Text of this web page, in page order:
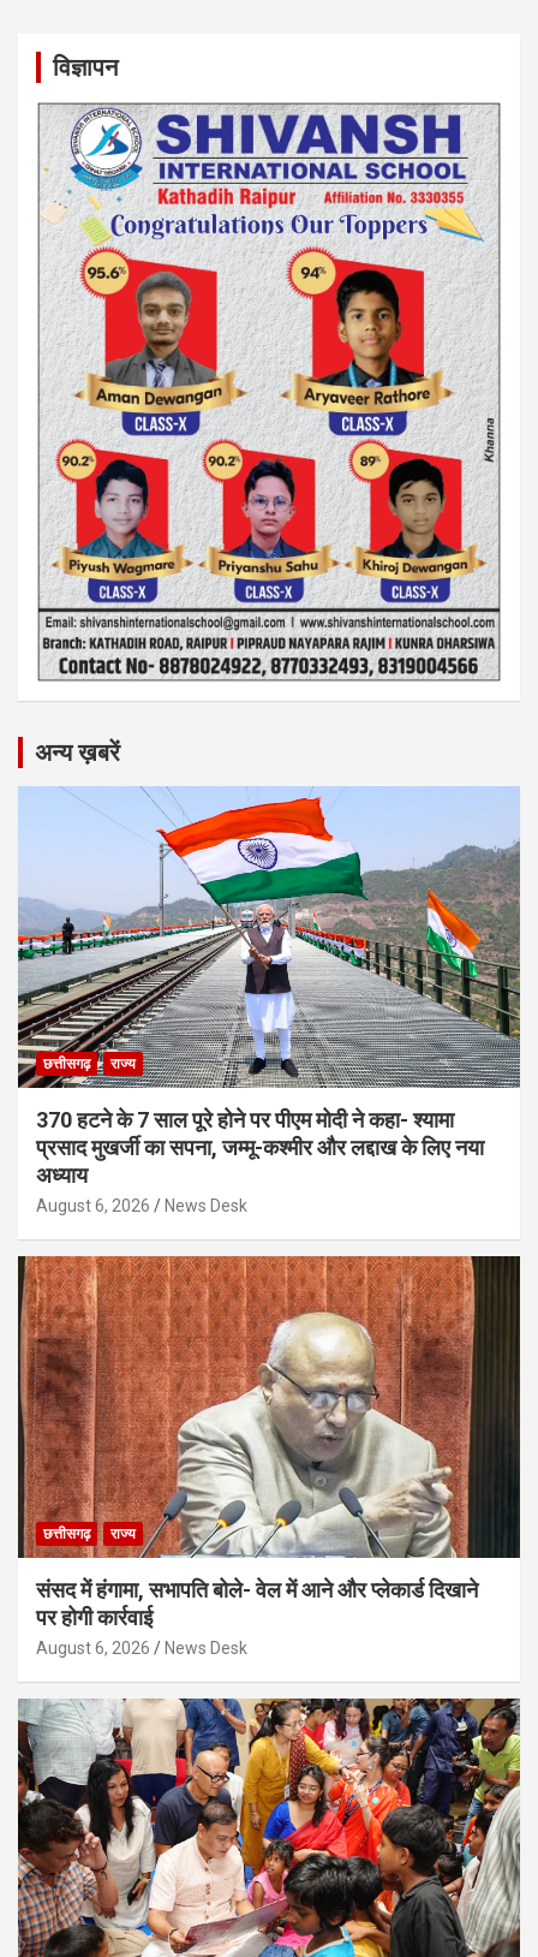
विज्ञापन
अन्य ख़बरें
छत्तीसगढ़ राज्य
370 हटने के 7 साल पूरे होने पर पीएम मोदी ने कहा- श्यामा
प्रसाद मुखर्जी का सपना, जम्मू-कश्मीर और लद्दाख के लिए नया
अध्याय
August 6, 2026 News Desk
छत्तीसगढ़ राज्य
संसद में हंगामा, सभापति बोले- वेल में आने और प्लेकार्ड दिखाने
पर होगी कार्रवाई
August 6, 2026 News Desk